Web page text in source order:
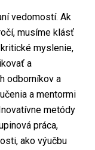
vedomostí. Ak
musíme klásť
myslenie,
a
odborníkov a
a mentormi
metódy
práca,
ako výučbu